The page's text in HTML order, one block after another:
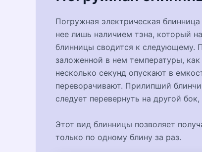
Погружная электрическая
нее лишь наличием тэна, который
блинницы сводится к следующему.
заложенной в нем температуры,
несколько секунд опускают в
переворачивают. Прилипший
следует перевернуть на другой
Этот вид блинницы позволяет
только по одному блину за раз.